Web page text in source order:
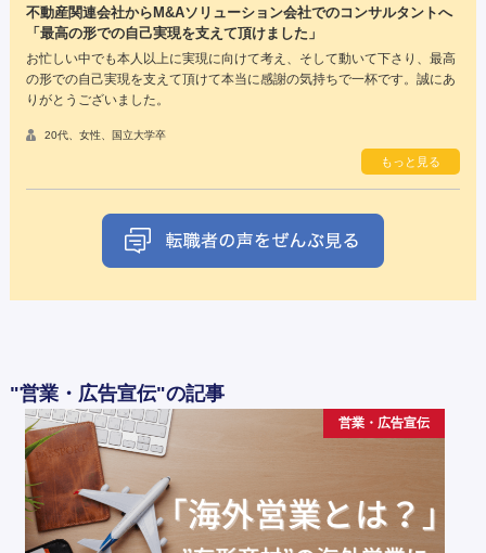
不動産関連会社からM&Aソリューション会社でのコンサルタントへ
「最高の形での自己実現を支えて頂けました」
お忙しい中でも本人以上に実現に向けて考え、そして動いて下さり、最高
の形での自己実現を支えて頂けて本当に感謝の気持ちで一杯です。誠にあ
りがとうございました。
20代、女性、国立大学卒
もっと見る
"営業・広告宣伝"の記事
営業・広告宣伝